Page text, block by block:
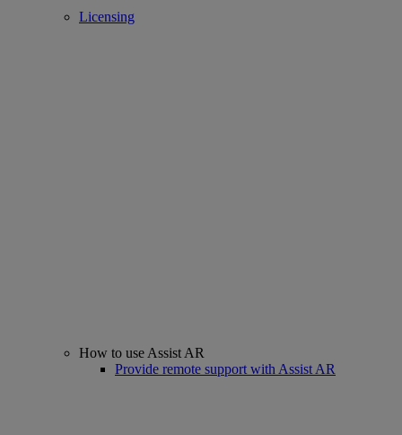
Licensing
How to use Assist AR
Provide remote support with Assist AR